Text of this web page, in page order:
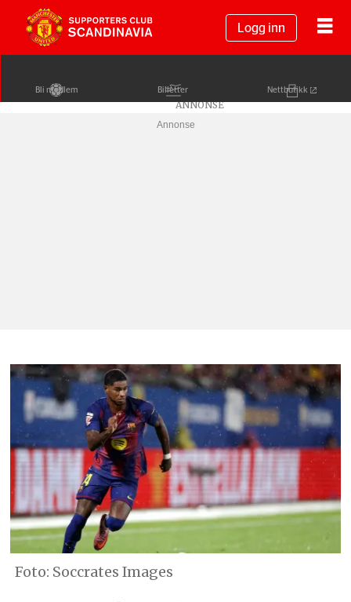
Logg inn
Bli medlem Billetter Nettbutikk
Annonse
Soccrates Images